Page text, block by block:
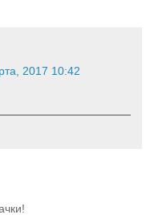
2017 10:42